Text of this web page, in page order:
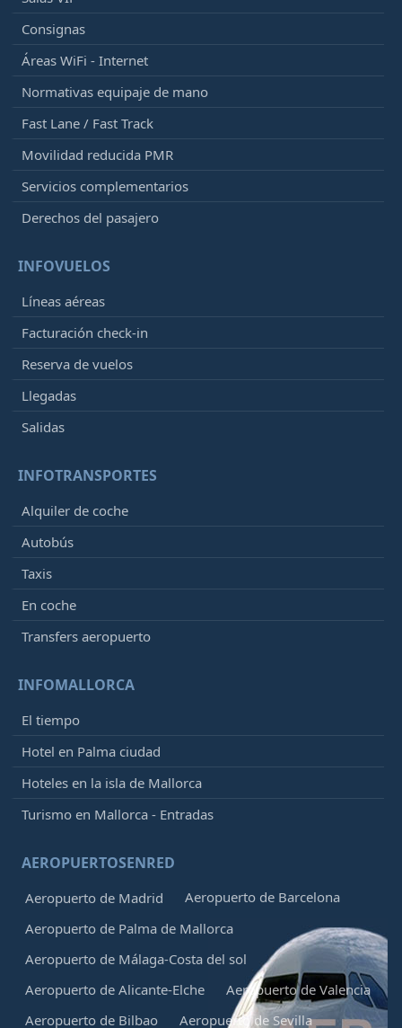
Consignas
Áreas WiFi - Internet
Normativas equipaje de mano
Fast Lane / Fast Track
Movilidad reducida PMR
Servicios complementarios
Derechos del pasajero
INFOVUELOS
Líneas aéreas
Facturación check-in
Reserva de vuelos
Llegadas
Salidas
INFOTRANSPORTES
Alquiler de coche
Autobús
Taxis
En coche
Transfers aeropuerto
INFOMALLORCA
El tiempo
Hotel en Palma ciudad
Hoteles en la isla de Mallorca
Turismo en Mallorca - Entradas
AEROPUERTOSENRED
Aeropuerto de Madrid
Aeropuerto de Barcelona
Aeropuerto de Palma de Mallorca
Aeropuerto de Málaga-Costa del sol
Aeropuerto de Alicante-Elche
Aeropuerto de Valencia
Aeropuerto de Bilbao
Aeropuerto de Sevilla